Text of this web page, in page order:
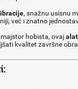
, snažnu usisnu
već i znatno
hobista, ovaj
kvalitet završne